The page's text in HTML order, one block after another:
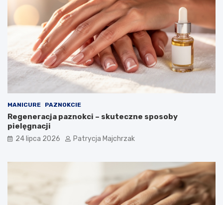
MANICURE PAZNOKCIE
Regeneracja paznokci – skuteczne sposoby
pielęgnacji
24 lipca 2026 Patrycja Majchrzak